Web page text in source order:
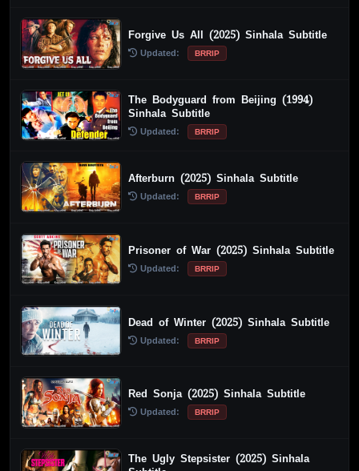
Forgive Us All (2025) Sinhala Subtitle
Updated: BRRIP
The Bodyguard from Beijing (1994)
Sinhala Subtitle
Updated: BRRIP
Afterburn (2025) Sinhala Subtitle
Updated: BRRIP
Prisoner of War (2025) Sinhala Subtitle
Updated: BRRIP
Dead of Winter (2025) Sinhala Subtitle
Updated: BRRIP
Red Sonja (2025) Sinhala Subtitle
Updated: BRRIP
The Ugly Stepsister (2025) Sinhala